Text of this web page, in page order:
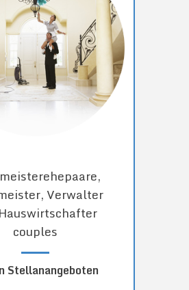
Verwalter
couples
Stellanangeboten